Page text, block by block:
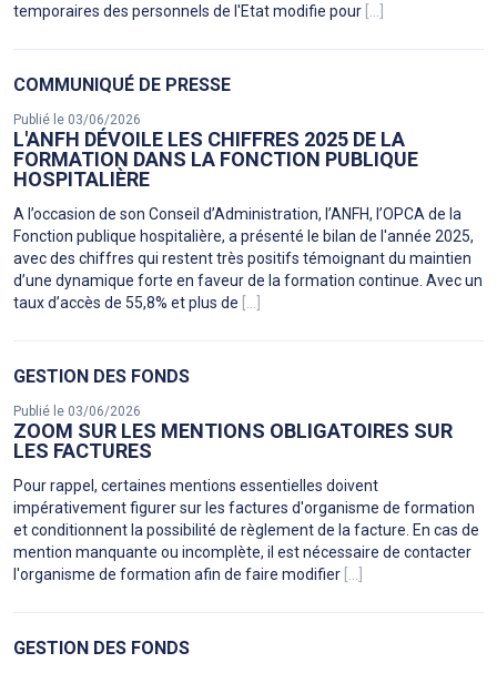
temporaires des personnels de l'Etat modifie pour [...]
COMMUNIQUÉ DE PRESSE
Publié le 03/06/2026
L'ANFH DÉVOILE LES CHIFFRES 2025 DE LA
FORMATION DANS LA FONCTION PUBLIQUE
HOSPITALIÈRE
A l’occasion de son Conseil d’Administration, l’ANFH, l’OPCA de la
Fonction publique hospitalière, a présenté le bilan de l'année 2025,
avec des chiffres qui restent très positifs témoignant du maintien
d’une dynamique forte en faveur de la formation continue. Avec un
taux d’accès de 55,8% et plus de [...]
GESTION DES FONDS
Publié le 03/06/2026
ZOOM SUR LES MENTIONS OBLIGATOIRES SUR
LES FACTURES
Pour rappel, certaines mentions essentielles doivent
impérativement figurer sur les factures d'organisme de formation
et conditionnent la possibilité de règlement de la facture. En cas de
mention manquante ou incomplète, il est nécessaire de contacter
l'organisme de formation afin de faire modifier [...]
GESTION DES FONDS